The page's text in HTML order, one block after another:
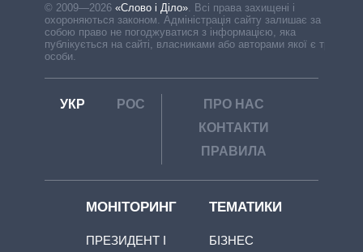
© 2009—2026 «Слово і Діло» Всі права захищені і
охороняються законом. Адміністрація сайту залишає за
собою право не погоджуватися з інформацією, яка
публікується на сайті, власниками або авторами якої є треті
особи.
УКР РОС
ПРО НАС
КОНТАКТИ
ПРАВИЛА
МОНІТОРИНГ
ПРЕЗИДЕНТ І
ТЕМАТИКИ
БІЗНЕС